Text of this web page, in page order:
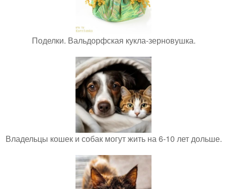
Поделки. Вальдорфская кукла-зерновушка.
Владельцы кошек и собак могут жить на 6-10 лет дольше.